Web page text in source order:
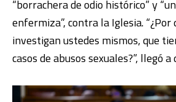
“borrachera de odio histórico” y
enfermiza”, contra la Iglesia. “¿Por
investigan ustedes mismos, que
casos de abusos sexuales?”, llegó a